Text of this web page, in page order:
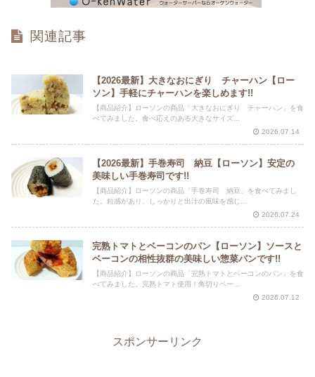
関連記事
【2026最新】大きなおにぎり チャーハン【ロー
ソン】手軽にチャーハンを楽しめます!!
【商品紹介】ローソンの商品「大きなおにぎり チャーハン」を食
べてみました。食べ応えのある大きなサイズ...
2026.07.14
【2026最新】手巻寿司 納豆【ローソン】安定の
美味しい手巻寿司です!!
【商品紹介】ローソンの商品「手巻寿司 納豆」を食べてみまし
た。粒感があり、しっかりと出汁の風味を感じ...
2026.07.24
完熟トマトとベーコンのパン【ローソン】ソースと
ベーコンの相性抜群の美味しい惣菜パンです!!
【商品紹介】ローソンの商品「完熟トマトとベーコンのパン」を食
べてみました。完熟トマト使用！角切りベー...
2026.07.12
スポンサーリンク